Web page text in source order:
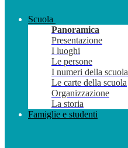
Scuola
Panoramica
Presentazione
I luoghi
Le persone
I numeri della scuola
Le carte della scuola
Organizzazione
La storia
Famiglie e studenti